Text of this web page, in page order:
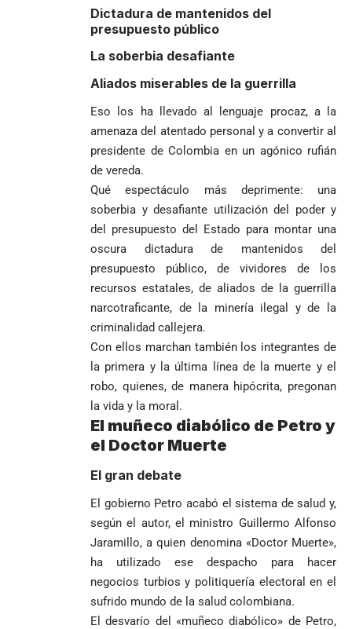
Dictadura de mantenidos del
presupuesto público
La soberbia desafiante
Aliados miserables de la guerrilla
Eso los ha llevado al lenguaje procaz, a la
amenaza del atentado personal y a convertir al
presidente de Colombia en un agónico rufián
de vereda.
Qué espectáculo más deprimente: una
soberbia y desafiante utilización del poder y
del presupuesto del Estado para montar una
oscura dictadura de mantenidos del
presupuesto público, de vividores de los
recursos estatales, de aliados de la guerrilla
narcotraficante, de la minería ilegal y de la
criminalidad callejera.
Con ellos marchan también los integrantes de
la primera y la última línea de la muerte y el
robo, quienes, de manera hipócrita, pregonan
la vida y la moral.
El muñeco diabólico de Petro y
el Doctor Muerte
El gran debate
El gobierno Petro acabó el sistema de salud y,
según el autor, el ministro Guillermo Alfonso
Jaramillo, a quien denomina «Doctor Muerte»,
ha utilizado ese despacho para hacer
negocios turbios y politiquería electoral en el
sufrido mundo de la salud colombiana.
El desvarío del «muñeco diabólico» de Petro,
Tribunal de
Antioquia
de investidura
a concejales
Andrés
«Gury»
Damián Pérez
Federico
Gutiérrez
envía
Congreso
contra la ‘paz
total’ por
criminales
tomadas en
templo de Guarne y
ordena acto de
desagravio
Falleció el padre
Jesús Hincapié
Álzate, reconocido
sacerdote de la
Diócesis de
de Yolombo
Abelardo de la
elegido
presidente de
Colombia tras
una histórica y
reñida
segunda
vuelta
Uribe
arremete
contra Petro y
lo
responsabiliza
por la crisis de
la salud en
Colombia
Japón rescata
agónico ante
en un vibrante
duelo
mundialista
tuvo piedad:
goleó 7-1 a un
valiente
Curazao en su
mundialista
abandonarse
LA POLICRISIS
COMO HERENCIA
Cardenal Rueda
pide desarmar el
construir juntos
reconciliada
Diócesis de
Sonsón-Rionegro
rechaza fotos
tomadas en
templo de Guarne y
ordena acto de
desagravio